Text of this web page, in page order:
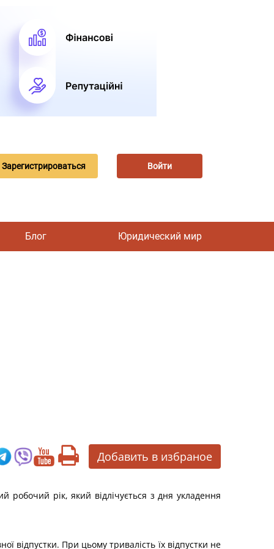
Зарегистрироваться Войти
Блог Юридический мир
Добавить в избраное
робочий рік, який відлічується з дня укладення
відпустки. При цьому тривалість їх відпустки не